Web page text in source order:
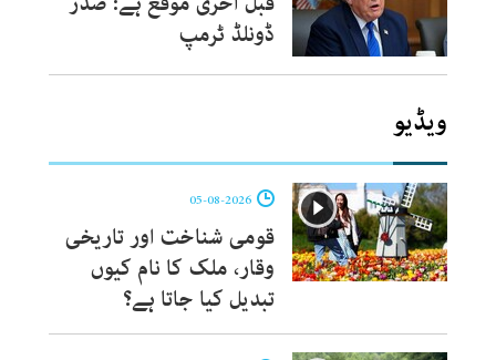
ڈونلڈ ٹرمپ
ویڈیو
قومی شناخت اور تاریخی
وقار، ملک کا نام کیوں
تبدیل کیا جاتا ہے؟